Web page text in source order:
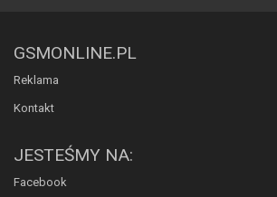
GSMONLINE.PL
Reklama
Kontakt
JESTEŚMY NA:
Facebook